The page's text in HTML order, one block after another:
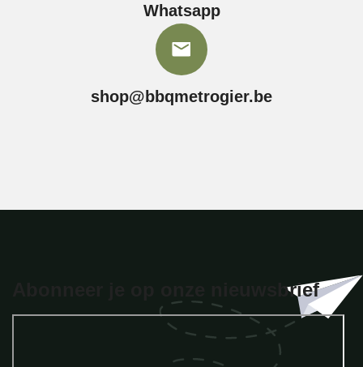
Whatsapp
shop@bbqmetrogier.be
Abonneer je op onze nieuwsbrief